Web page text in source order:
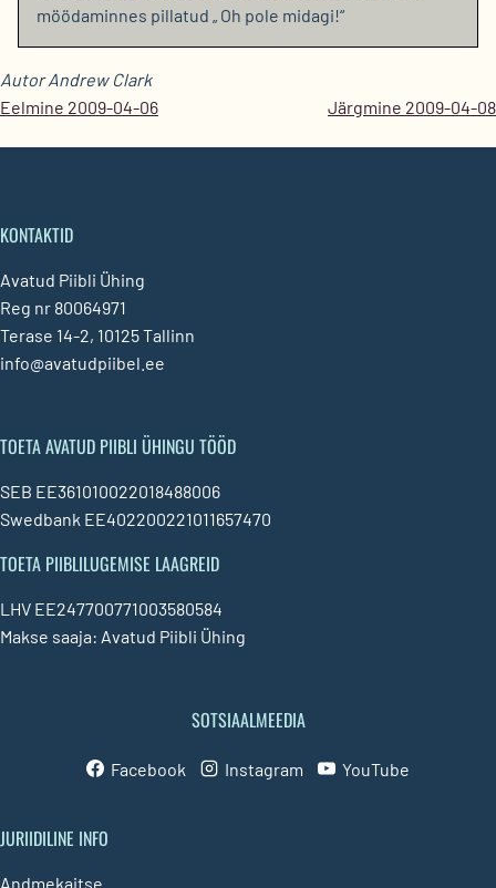
möödaminnes pillatud „ Oh pole midagi!“
Autor Andrew Clark
Eelmine 2009-04-06
Järgmine 2009-04-08
KONTAKTID
Avatud Piibli Ühing
Reg nr 80064971
Terase 14-2, 10125 Tallinn
info@avatudpiibel.ee
TOETA AVATUD PIIBLI ÜHINGU TÖÖD
SEB EE361010022018488006
Swedbank EE402200221011657470
TOETA PIIBLILUGEMISE LAAGREID
LHV EE247700771003580584
Makse saaja: Avatud Piibli Ühing
SOTSIAALMEEDIA
Facebook Instagram YouTube
JURIIDILINE INFO
Andmekaitse